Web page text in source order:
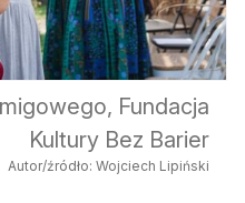
Fundacja
Kultury Bez Barier
Autor/źródło: Wojciech Lipiński